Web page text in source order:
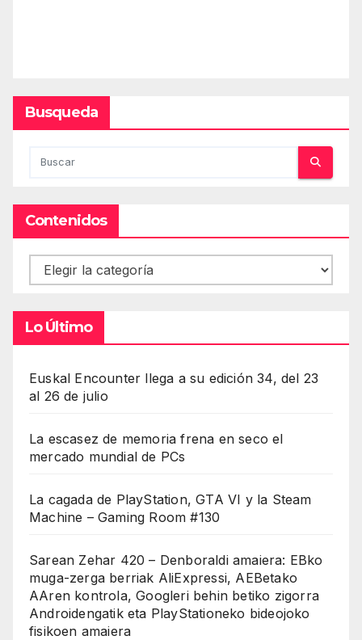
Busqueda
Contenidos
Contenidos
Lo Último
Euskal Encounter llega a su edición 34, del 23
al 26 de julio
La escasez de memoria frena en seco el
mercado mundial de PCs
La cagada de PlayStation, GTA VI y la Steam
Machine – Gaming Room #130
Sarean Zehar 420 – Denboraldi amaiera: EBko
muga-zerga berriak AliExpressi, AEBetako
AAren kontrola, Googleri behin betiko zigorra
Androidengatik eta PlayStationeko bideojoko
fisikoen amaiera